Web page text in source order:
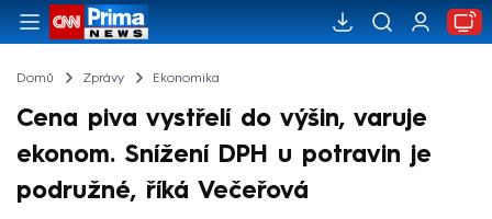
Domů Zprávy Ekonomika
Cena piva vystřelí do výšin, varuje
ekonom. Snížení DPH u potravin je
podružné, říká Večeřová